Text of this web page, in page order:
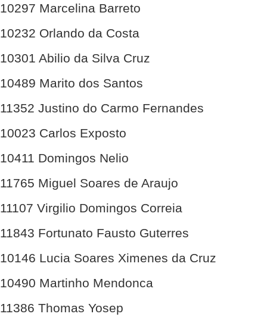
10297 Marcelina Barreto
10232 Orlando da Costa
10301 Abilio da Silva Cruz
10489 Marito dos Santos
11352 Justino do Carmo Fernandes
10023 Carlos Exposto
10411 Domingos Nelio
11765 Miguel Soares de Araujo
11107 Virgilio Domingos Correia
11843 Fortunato Fausto Guterres
10146 Lucia Soares Ximenes da Cruz
10490 Martinho Mendonca
11386 Thomas Yosep